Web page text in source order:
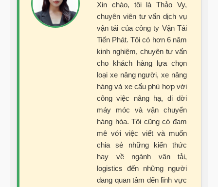
Xin chào, tôi là Thảo Vy,
chuyên viên tư vấn dịch vụ
vận tải của công ty Vận Tải
Tiến Phát. Tôi có hơn 6 năm
kinh nghiệm, chuyên tư vấn
cho khách hàng lựa chọn
loại xe nâng người, xe nâng
hàng và xe cẩu phù hợp với
công việc nâng hạ, di dời
máy móc và vận chuyển
hàng hóa. Tôi cũng có đam
mê với việc viết và muốn
chia sẻ những kiến thức
hay về ngành vận tải,
logistics đến những người
đang quan tâm đến lĩnh vực